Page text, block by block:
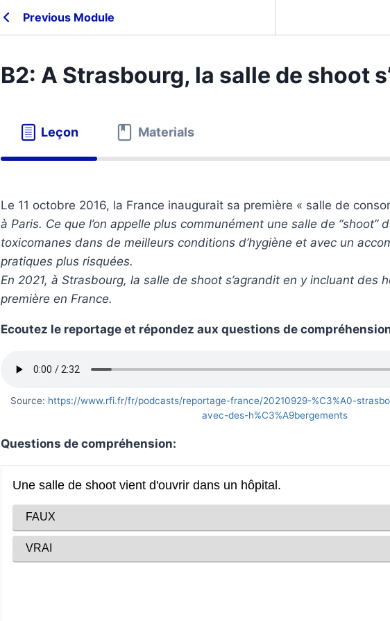
Previous Module
B2: A Strasbourg, la salle de shoot
Leçon Materials
Le 11 octobre 2016, la France inaugurait sa première « salle de
à Paris. Ce que l’on appelle plus communément une salle de “shoot”
toxicomanes dans de meilleurs conditions d’hygiène et avec un
pratiques plus risquées.
En 2021, à Strasbourg, la salle de shoot s’agrandit en y incluant des
première en France.
Ecoutez le reportage et répondez aux questions de
Source: https://www.rfi.fr/fr/podcasts/reportage-france/20210929-%C3%A0-
avec-des-h%C3%A9bergements
Questions de compréhension: